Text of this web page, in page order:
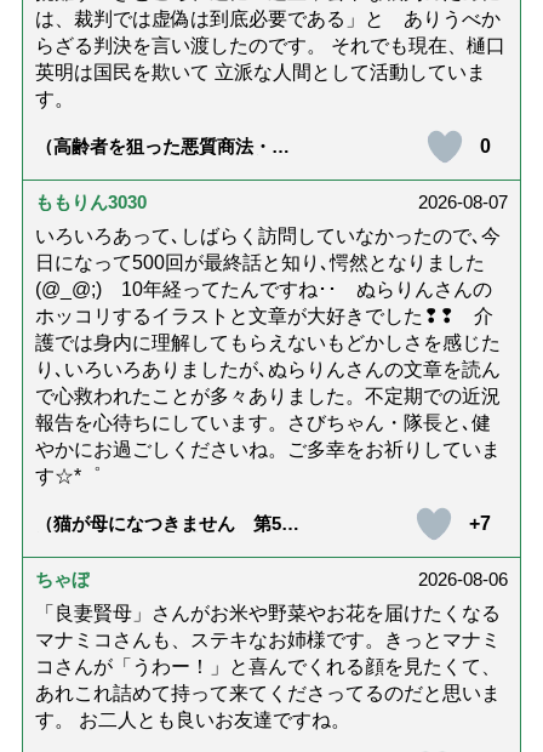
は、裁判では虚偽は到底必要である」と ありうべか
らざる判決を言い渡したのです。 それでも現在、樋口
英明は国民を欺いて 立派な人間として活動していま
す。
（高齢者を狙った悪質商法・訪
ないための4つの対策「騙されや
すい人の特徴は？」【社会福祉
0
ももりん3030
2026-08-07
いろいろあって､しばらく訪問していなかったので､今
日になって500回が最終話と知り､愕然となりました
(@_@;) 10年経ってたんですね･･ ぬらりんさんの
ホッコリするイラストと文章が大好きでした❢❢ 介
護では身内に理解してもらえないもどかしさを感じた
り､いろいろありましたが､ぬらりんさんの文章を読ん
で心救われたことが多々ありました。不定期での近況
報告を心待ちにしています。さびちゃん・隊長と､健
やかにお過ごしくださいね。ご多幸をお祈りしていま
す☆*゜
（猫が母になつきません 第500
+7
ちゃぼ
2026-08-06
「良妻賢母」さんがお米や野菜やお花を届けたくなる
マナミコさんも、ステキなお姉様です。きっとマナミ
コさんが「うわー！」と喜んでくれる顔を見たくて、
あれこれ詰めて持って来てくださってるのだと思いま
す。 お二人とも良いお友達ですね。